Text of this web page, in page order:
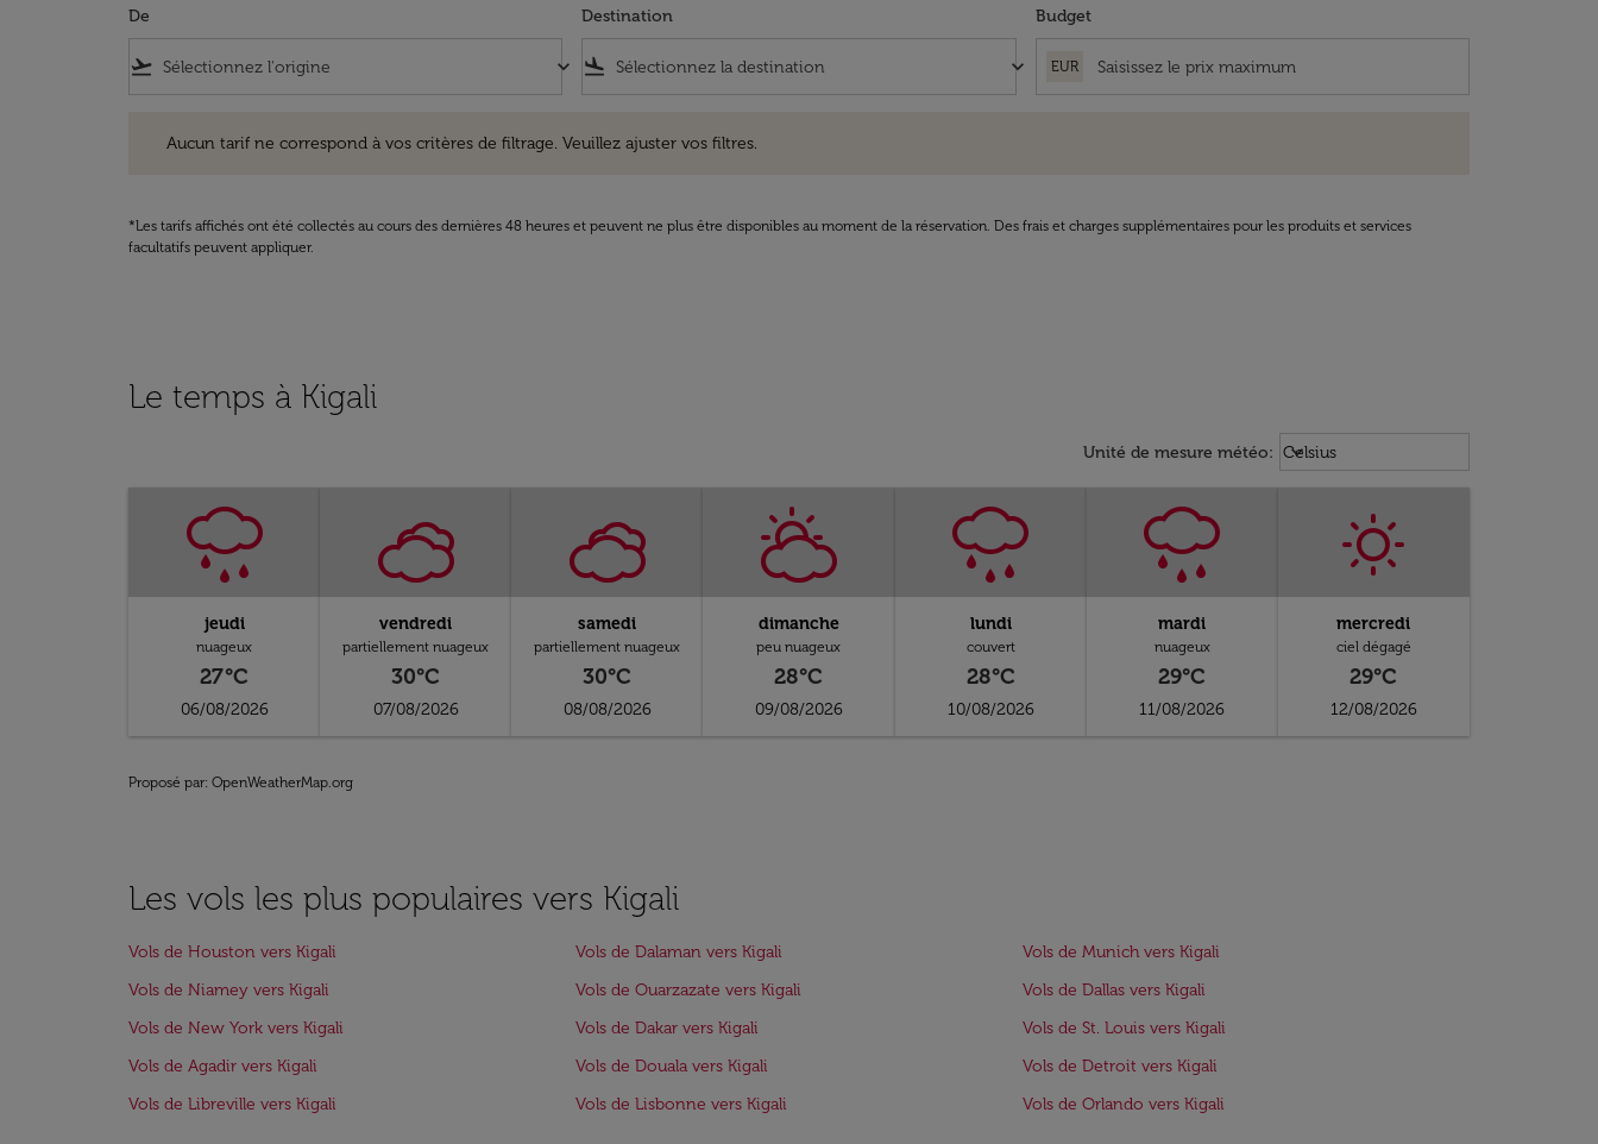
De
flight_takeoff keyboard_arrow_down
Destination
flight_land keyboard_arrow_down
Budget
EUR
Aucun tarif ne correspond à vos critères de filtrage. Veuillez ajuster vos filtres.
*Les tarifs affichés ont été collectés au cours des dernières 48 heures et peuvent ne plus être disponibles au moment de la réservation. Des frais et charges supplémentaires pour les produits et services
facultatifs peuvent appliquer.
Le temps à Kigali
Unité de mesure météo: Weather unit option Celsius
Celsius
keyboard_arrow_down
jeudi
nuageux
27°C
06/08/2026
vendredi
partiellement nuageux
30°C
07/08/2026
samedi
partiellement nuageux
30°C
08/08/2026
dimanche
peu nuageux
28°C
09/08/2026
lundi
couvert
28°C
10/08/2026
mardi
nuageux
29°C
11/08/2026
mercredi
ciel dégagé
29°C
12/08/2026
Proposé par: OpenWeatherMap.org
Les vols les plus populaires vers Kigali
Vols de Houston vers Kigali Vols de Dalaman vers Kigali
Vols de Munich vers Kigali
Vols de Niamey vers Kigali
Vols de Ouarzazate vers Kigali
Vols de Dallas vers Kigali
Vols de New York vers Kigali
Vols de Dakar vers Kigali
Vols de St. Louis vers Kigali
Vols de Agadir vers Kigali
Vols de Douala vers Kigali
Vols de Detroit vers Kigali
Vols de Libreville vers Kigali
Vols de Lisbonne vers Kigali Vols de Orlando vers Kigali